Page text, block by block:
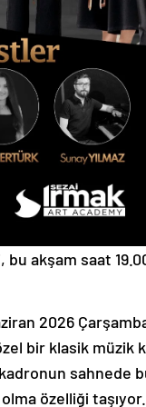
akşam saat
2026
bir klasik müzik
sahnede
özelliği taşıyor.